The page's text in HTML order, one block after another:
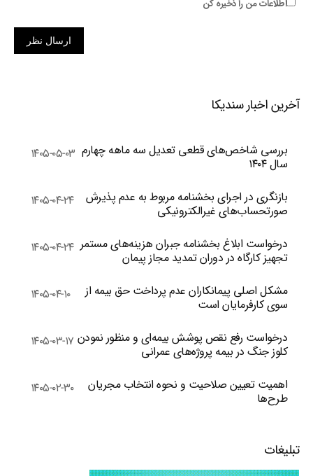
اطلاعات من را ذخیره کن
ارسال نظر
آخرین اخبار سندیکا
بررسی شاخص‌های قطعی تعدیل سه ماهه چهارم
سال ۱۴۰۴
۱۴۰۵-۰۵-۰۳
بازنگری در اجرای بخشنامه مربوط به عدم پذیرش
صورتحساب‌های غیرالکترونیکی
۱۴۰۵-۰۴-۲۴
درخواست ابلاغ بخشنامه جبران هزینه‌های مستمر
تجهیز کارگاه در دوران تمدید مجاز پیمان
۱۴۰۵-۰۴-۲۴
مشکل اصلی پیمانکاران عدم پرداخت حق بیمه از
سوی کارفرمایان است
۱۴۰۵-۰۴-۱۰
درخواست رفع نقص پوشش بیمه‌ای و منظور نمودن
کلوز جنگ در بیمه پروژه‌های عمرانی
۱۴۰۵-۰۳-۱۷
اهمیت تعیین صلاحیت و نحوه انتخاب مجریان
طرح‌ها
۱۴۰۵-۰۲-۳۰
تبلیغات